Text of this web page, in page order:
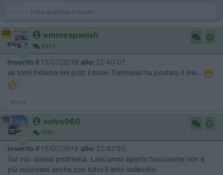
------- "Il fine giustifica il mezzo"
20 emmespanish
5979
Inserito il 15/07/2018 alle: 22:40:07
se torni indietro nel post il buon Tommaso ha postato il link...
Marco
15 volvo960
1781
Inserito il 15/07/2018 alle: 22:42:50
Sul mio stesso problema. Lasciando aperto l'oscurante non è
più successo anche con tutto il letto sollevato.